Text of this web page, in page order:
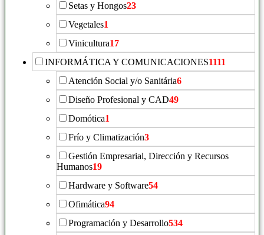
Setas y Hongos23
Vegetales1
Vinicultura17
INFORMÁTICA Y COMUNICACIONES1111
Atención Social y/o Sanitária6
Diseño Profesional y CAD49
Domótica1
Frío y Climatización3
Gestión Empresarial, Dirección y Recursos
Humanos19
Hardware y Software54
Ofimática94
Programación y Desarrollo534